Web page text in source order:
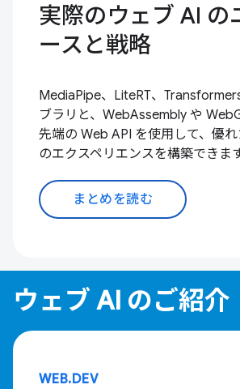
実際のウェブ AI の
ースと戦略
MediaPipe、LiteRT、
ブラリと、WebAssembly や
先端の Web API を使用して、優
のエクスペリエンスを構築できます
まとめを読む
ウェブ AI のご紹介
WEB.DEV